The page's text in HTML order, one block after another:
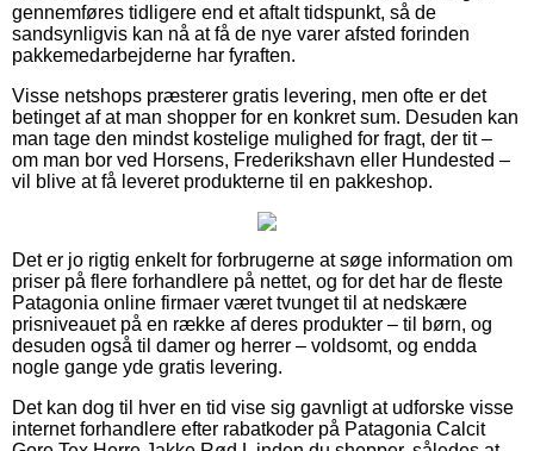
gennemføres tidligere end et aftalt tidspunkt, så de
sandsynligvis kan nå at få de nye varer afsted forinden
pakkemedarbejderne har fyraften.
Visse netshops præsterer gratis levering, men ofte er det
betinget af at man shopper for en konkret sum. Desuden kan
man tage den mindst kostelige mulighed for fragt, der tit –
om man bor ved Horsens, Frederikshavn eller Hundested –
vil blive at få leveret produkterne til en pakkeshop.
Det er jo rigtig enkelt for forbrugerne at søge information om
priser på flere forhandlere på nettet, og for det har de fleste
Patagonia online firmaer været tvunget til at nedskære
prisniveauet på en række af deres produkter – til børn, og
desuden også til damer og herrer – voldsomt, og endda
nogle gange yde gratis levering.
Det kan dog til hver en tid vise sig gavnligt at udforske visse
internet forhandlere efter rabatkoder på Patagonia Calcit